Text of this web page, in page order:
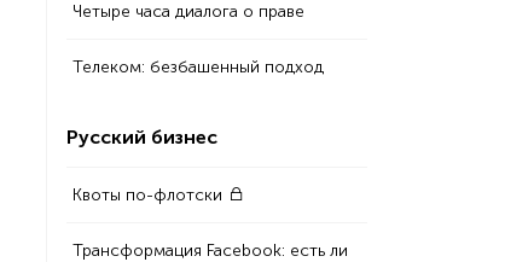
Четыре часа диалога о праве
Телеком: безбашенный подход
Русский бизнес
Квоты по-флотски
Трансформация Facebook: есть ли